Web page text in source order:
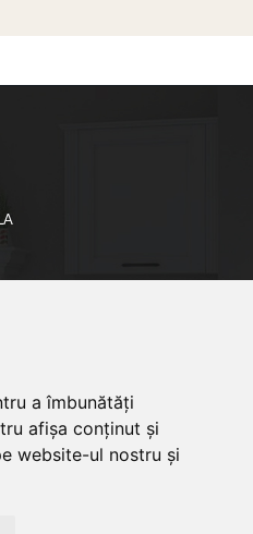
a îmbunătăți
afișa conținut și
website-ul nostru și